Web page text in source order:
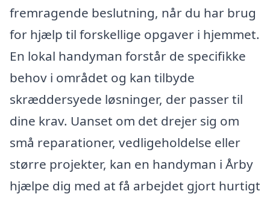
fremragende beslutning, når du har brug
for hjælp til forskellige opgaver i hjemmet.
En lokal handyman forstår de specifikke
behov i området og kan tilbyde
skræddersyede løsninger, der passer til
dine krav. Uanset om det drejer sig om
små reparationer, vedligeholdelse eller
større projekter, kan en handyman i Årby
hjælpe dig med at få arbejdet gjort hurtigt